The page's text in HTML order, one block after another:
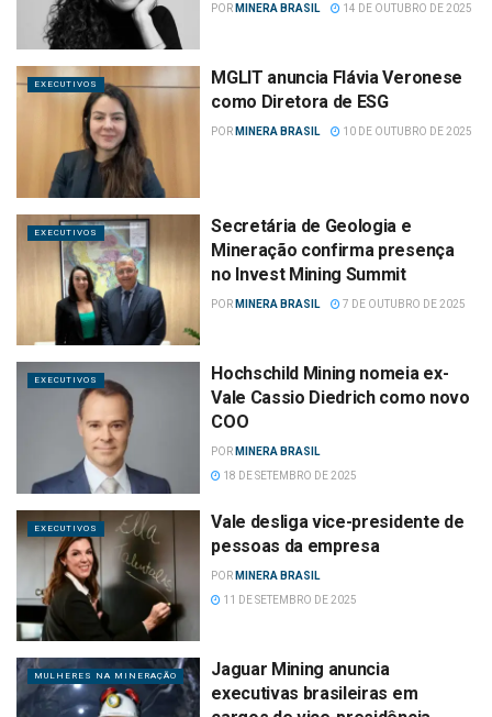
POR MINERA BRASIL 14 DE OUTUBRO DE 2025
EXECUTIVOS
MGLIT anuncia Flávia Veronese
como Diretora de ESG
POR MINERA BRASIL 10 DE OUTUBRO DE 2025
EXECUTIVOS
Secretária de Geologia e
Mineração confirma presença
no Invest Mining Summit
POR MINERA BRASIL 7 DE OUTUBRO DE 2025
EXECUTIVOS
Hochschild Mining nomeia ex-
Vale Cassio Diedrich como novo
COO
POR MINERA BRASIL
18 DE SETEMBRO DE 2025
EXECUTIVOS
Vale desliga vice-presidente de
pessoas da empresa
POR MINERA BRASIL
11 DE SETEMBRO DE 2025
MULHERES NA MINERAÇÃO
Jaguar Mining anuncia
executivas brasileiras em